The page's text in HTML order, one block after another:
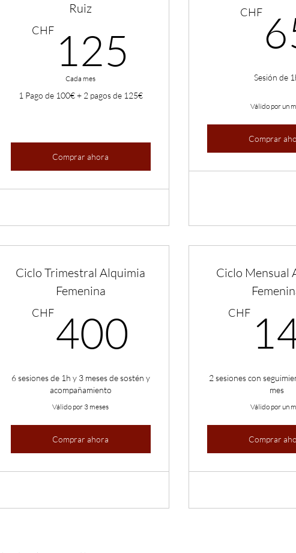
Ruiz
CHF 125 125CHF
Cada mes
1 Pago de 100€ + 2 pagos de 125€
Comprar ahora
CHF
Sesión de
Válido por un
Comprar
Ciclo Trimestral Alquimia
Femenina
CHF400 400CHF
6 sesiones de 1h y 3 meses de sostén y
acompañamiento
Válido por 3 meses
Comprar ahora
Ciclo Mensual
CHF
2 sesiones con
mes
Válido por un
Comprar